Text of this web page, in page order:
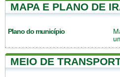
MAPA E PLANO DE
Plano do município
MEIO DE